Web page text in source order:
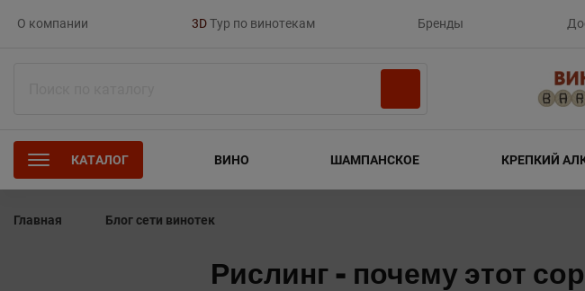
О компании 3DТур по винотекам Бренды
КАТАЛОГ ВИНО ШАМПАНСКОЕ КРЕПКИЙ
Главная Блог сети винотек
Рислинг - почему этот